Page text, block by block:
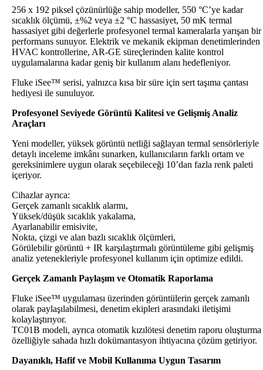
256 x 192 piksel çözünürlüğe sahip modeller, 550 °C’ye kadar
sıcaklık ölçümü, ±%2 veya ±2 °C hassasiyet, 50 mK termal
hassasiyet gibi değerlerle profesyonel termal kameralarla yarışan bir
performans sunuyor. Elektrik ve mekanik ekipman denetimlerinden
HVAC kontrollerine, AR-GE süreçlerinden kalite kontrol
uygulamalarına kadar geniş bir kullanım alanı hedefleniyor.
Fluke iSee™ serisi, yalnızca kısa bir süre için sert taşıma çantası
hediyesi ile sunuluyor.
Profesyonel Seviyede Görüntü Kalitesi ve Gelişmiş Analiz
Araçları
Yeni modeller, yüksek görüntü netliği sağlayan termal sensörleriyle
detaylı inceleme imkânı sunarken, kullanıcıların farklı ortam ve
gereksinimlere uygun olarak seçebileceği 10’dan fazla renk paleti
içeriyor.
Cihazlar ayrıca:
Gerçek zamanlı sıcaklık alarmı,
Yüksek/düşük sıcaklık yakalama,
Ayarlanabilir emisivite,
Nokta, çizgi ve alan bazlı sıcaklık ölçümleri,
Görülebilir görüntü + IR karşılaştırmalı görüntüleme gibi gelişmiş
analiz yetenekleriyle profesyonel kullanım için optimize edildi.
Gerçek Zamanlı Paylaşım ve Otomatik Raporlama
Fluke iSee™ uygulaması üzerinden görüntülerin gerçek zamanlı
olarak paylaşılabilmesi, denetim ekipleri arasındaki iletişimi
kolaylaştırıyor.
TC01B modeli, ayrıca otomatik kızılötesi denetim raporu oluşturma
özelliğiyle sahada hızlı dokümantasyon ihtiyacına çözüm getiriyor.
Dayanıklı, Hafif ve Mobil Kullanıma Uygun Tasarım